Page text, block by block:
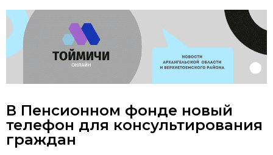
В Пенсионном фонде новый
телефон для консультирования
граждан